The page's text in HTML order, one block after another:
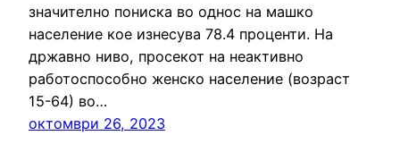
значително пониска во однос на машко
население кое изнесува 78.4 проценти. На
државно ниво, просекот на неактивно
работоспособно женско население (возраст
15-64) во…
октомври 26, 2023